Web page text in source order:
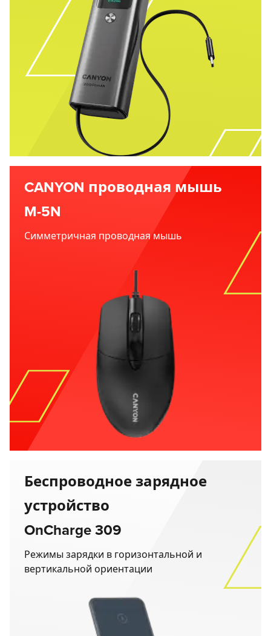
CANYON проводная мышь
M-5N
Симметричная проводная мышь
Беспроводное зарядное
устройство
OnCharge 309
Режимы зарядки в горизонтальной и
вертикальной ориентации